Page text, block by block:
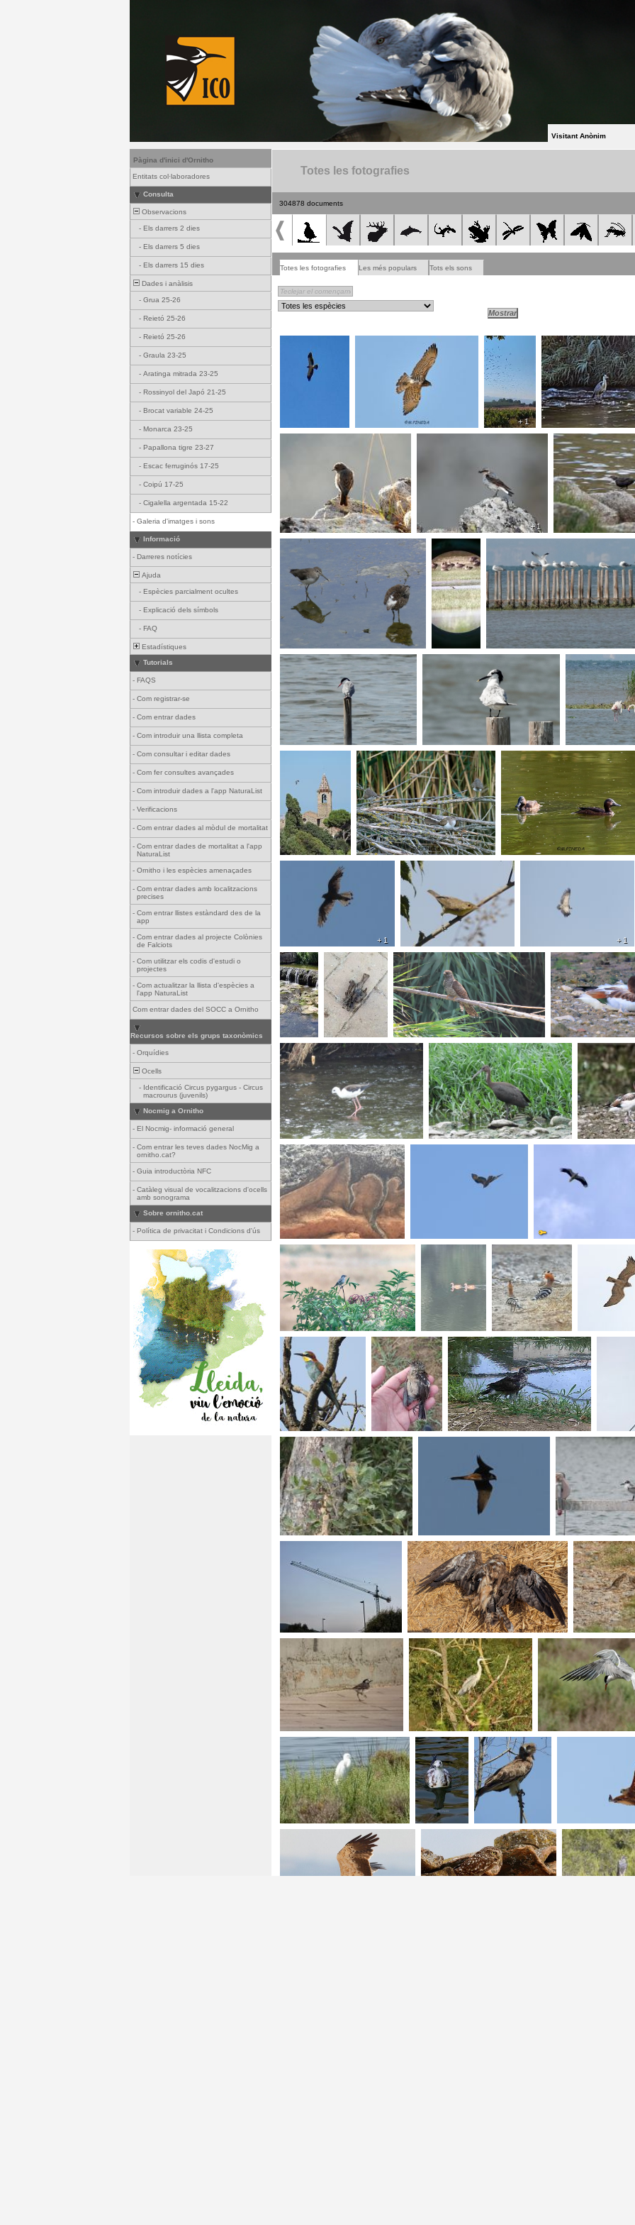
Visitant Anònim
Pàgina d'inici d'Ornitho
Entitats col·laboradores
Consulta
Observacions
- Els darrers 2 dies
- Els darrers 5 dies
- Els darrers 15 dies
Dades i anàlisis
- Grua 25-26
- Reietó 25-26
- Reietó 25-26
- Graula 23-25
- Aratinga mitrada 23-25
- Rossinyol del Japó 21-25
- Brocat variable 24-25
- Monarca 23-25
- Papallona tigre 23-27
- Escac ferruginós 17-25
- Coipú 17-25
- Cigalella argentada 15-22
- Galeria d'imatges i sons
Informació
- Darreres notícies
Ajuda
- Espècies parcialment ocultes
- Explicació dels símbols
- FAQ
Estadístiques
Tutorials
- FAQS
- Com registrar-se
- Com entrar dades
- Com introduir una llista completa
- Com consultar i editar dades
- Com fer consultes avançades
- Com introduir dades a l'app NaturaList
- Verificacions
- Com entrar dades al mòdul de mortalitat
- Com entrar dades de mortalitat a l'app
NaturaList
- Ornitho i les espècies amenaçades
- Com entrar dades amb localitzacions
precises
- Com entrar llistes estàndard des de la
app
- Com entrar dades al projecte Colònies
de Falciots
- Com utilitzar els codis d'estudi o
projectes
- Com actualitzar la llista d'espècies a
l'app NaturaList
Com entrar dades del SOCC a Ornitho
Recursos sobre els grups taxonòmics
- Orquídies
Ocells
- Identificació Circus pygargus - Circus
macrourus (juvenils)
Nocmig a Ornitho
- El Nocmig- informació general
- Com entrar les teves dades NocMig a
ornitho.cat?
- Guia introductòria NFC
- Catàleg visual de vocalitzacions d'ocells
amb sonograma
Sobre ornitho.cat
- Política de privacitat i Condicions d'ús
Totes les fotografies
304878 documents
Totes les fotografies Les més populars Tots els sons
+ 1
+ 1
+ 1 + 1